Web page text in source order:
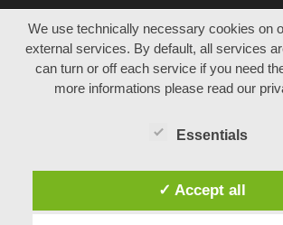
We use technically necessary cookies on
external services. By default, all services
can turn or off each service if you need
more informations please read our
Essentials
✓ Accept all